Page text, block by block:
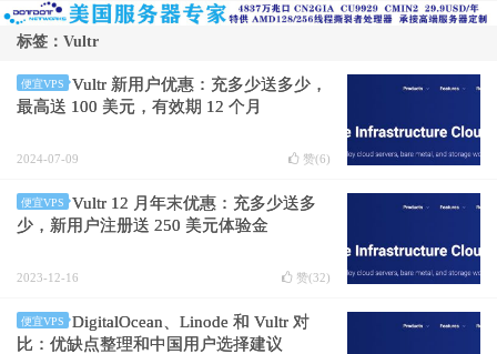
标签：Vultr
便宜VPS
Vultr 新用户优惠：充多少送多少，
最高送 100 美元，有效期 12 个月
2024-07-09 赞(6)
便宜VPS
Vultr 12 月年末优惠：充多少送多
少，新用户注册送 250 美元体验金
2023-12-16 赞(32)
便宜VPS
DigitalOcean、Linode 和 Vultr 对
比：优缺点整理和中国用户选择建议